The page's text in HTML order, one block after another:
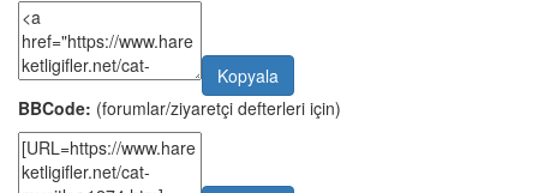
Kopyala
BBCode: (forumlar/ziyaretçi defterleri için)